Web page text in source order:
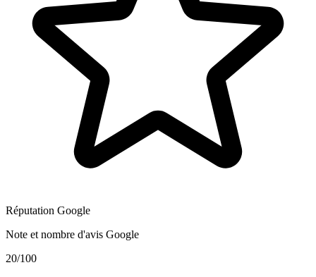
Réputation Google
Note et nombre d'avis Google
20/100